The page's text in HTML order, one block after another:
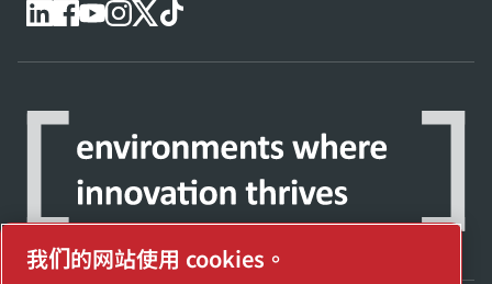
我们的网站使用 cookies。